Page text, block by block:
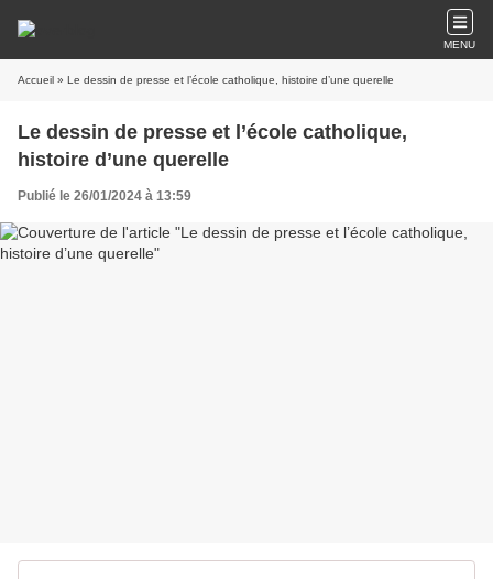
MENU
Accueil » Le dessin de presse et l’école catholique, histoire d’une querelle
Le dessin de presse et l’école catholique,
histoire d’une querelle
Publié le 26/01/2024 à 13:59